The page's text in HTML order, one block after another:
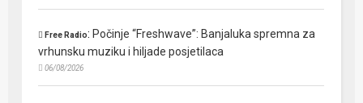
Free Radio: Počinje “Freshwave”: Banjaluka spremna za
vrhunsku muziku i hiljade posjetilaca
06/08/2026